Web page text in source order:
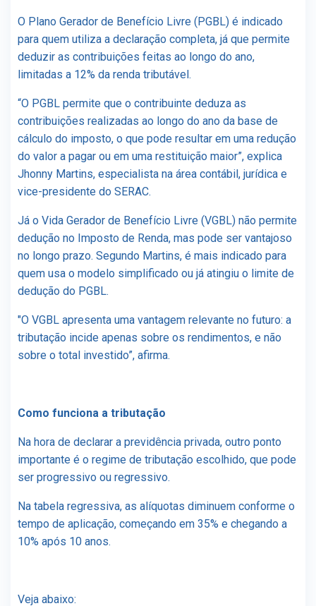
O Plano Gerador de Benefício Livre (PGBL) é indicado
para quem utiliza a declaração completa, já que permite
deduzir as contribuições feitas ao longo do ano,
limitadas a 12% da renda tributável.
“O PGBL permite que o contribuinte deduza as
contribuições realizadas ao longo do ano da base de
cálculo do imposto, o que pode resultar em uma redução
do valor a pagar ou em uma restituição maior”, explica
Jhonny Martins, especialista na área contábil, jurídica e
vice-presidente do SERAC.
Já o Vida Gerador de Benefício Livre (VGBL) não permite
dedução no Imposto de Renda, mas pode ser vantajoso
no longo prazo. Segundo Martins, é mais indicado para
quem usa o modelo simplificado ou já atingiu o limite de
dedução do PGBL.
"O VGBL apresenta uma vantagem relevante no futuro: a
tributação incide apenas sobre os rendimentos, e não
sobre o total investido”, afirma.
Como funciona a tributação
Na hora de declarar a previdência privada, outro ponto
importante é o regime de tributação escolhido, que pode
ser progressivo ou regressivo.
Na tabela regressiva, as alíquotas diminuem conforme o
tempo de aplicação, começando em 35% e chegando a
10% após 10 anos.
Veja abaixo: